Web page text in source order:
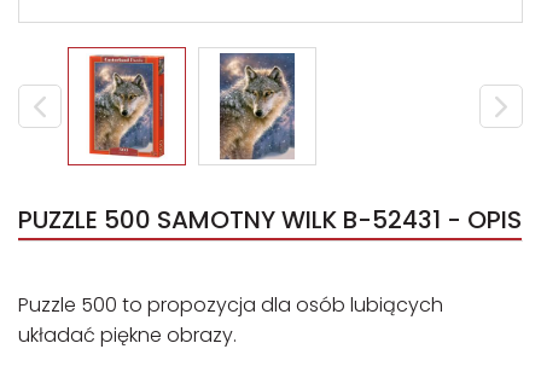
PUZZLE 500 SAMOTNY WILK B-52431 - OPIS
Puzzle 500 to propozycja dla osób lubiących
układać piękne obrazy.